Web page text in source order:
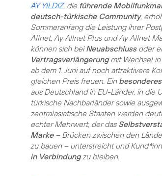
AY YILDIZ, die führende
deutsch-türkische Community,
Sommeranfang die Leistung ihrer
Allnet, Ay Allnet Plus und Ay Allnet
können sich beiNeuabschlussoder
Vertragsverlängerungmit Wechsel in
ab dem 1. Juni auf noch attraktivere
gleichen Preis freuen. Ein
aus Deutschland in EU-Länder, in die
türkische Nachbarländer sowie
zentralasiatische Staaten werden
echter Mehrwert, der das
Marke– Brücken zwischen den
zu bauen – unterstreicht und
in Verbindungzu bleiben.